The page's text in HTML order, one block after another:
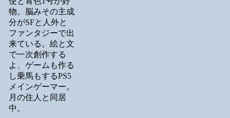
物。脳みその主成
分がSFと人外と
ファンタジーで出
来ている。絵と文
で一次創作する
よ、ゲームも作る
し乗馬もするPS5
メインゲーマー。
月の住人と同居
中。